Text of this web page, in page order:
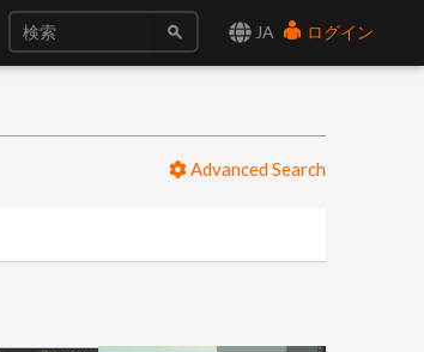
JA ログイン
Advanced Search